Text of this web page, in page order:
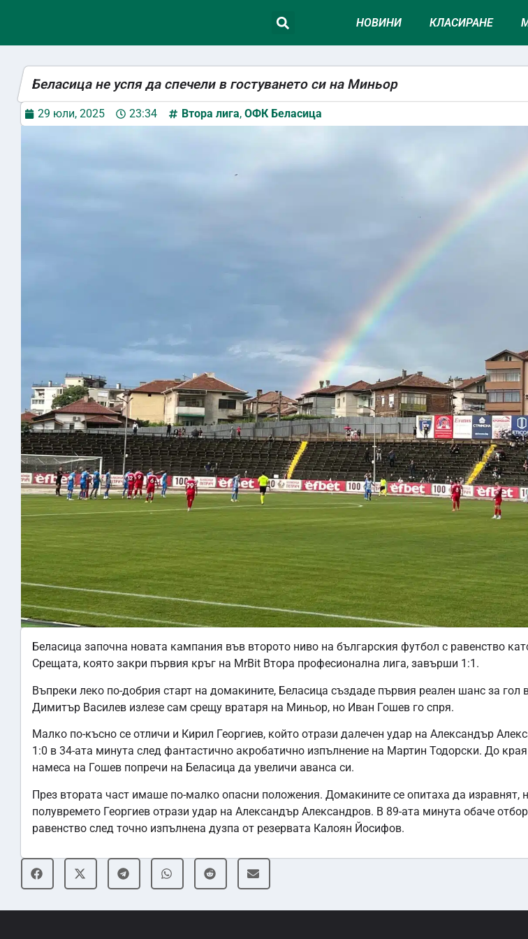
НОВИНИ КЛАСИРАНЕ
Беласица не успя да спечели в гостуването си на Миньор
29 юли, 2025 23:34 Втора лига, ОФК Беласица
Беласица започна новата кампания във второто ниво на българския футбол с равенство
Срещата, която закри първия кръг на MrBit Втора професионална лига, завърши 1:1.
Въпреки леко по-добрия старт на домакините, Беласица създаде първия реален шанс за гол
Димитър Василев излезе сам срещу вратаря на Миньор, но Иван Гошев го спря.
Малко по-късно се отличи и Кирил Георгиев, който отрази далечен удар на Александър
1:0 в 34-ата минута след фантастично акробатично изпълнение на Мартин Тодорски. До
намеса на Гошев попречи на Беласица да увеличи аванса си.
През втората част имаше по-малко опасни положения. Домакините се опитаха да изравнят,
полувремето Георгиев отрази удар на Александър Александров. В 89-ата минута обаче
равенство след точно изпълнена дузпа от резервата Калоян Йосифов.